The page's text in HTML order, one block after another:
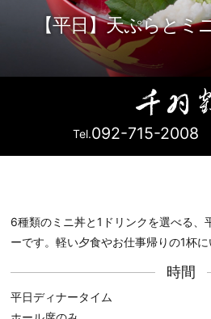
【平日】天ぷらとミ
Tel.092-715-2008
6種類のミニ丼と1ドリンクを選べる、
ーです。軽い夕食やお仕事帰りの1杯に
時間
平日ディナータイム